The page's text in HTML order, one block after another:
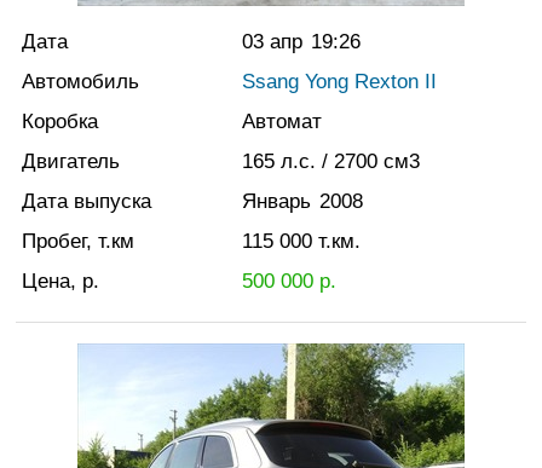
Дата 03 апр 19:26
Автомобиль
Ssang Yong Rexton II
Коробка
Автомат
Двигатель
165 л.с. / 2700 см3
Дата выпуска
Январь 2008
Пробег, т.км
115 000 т.км.
Цена, р.
500 000р.